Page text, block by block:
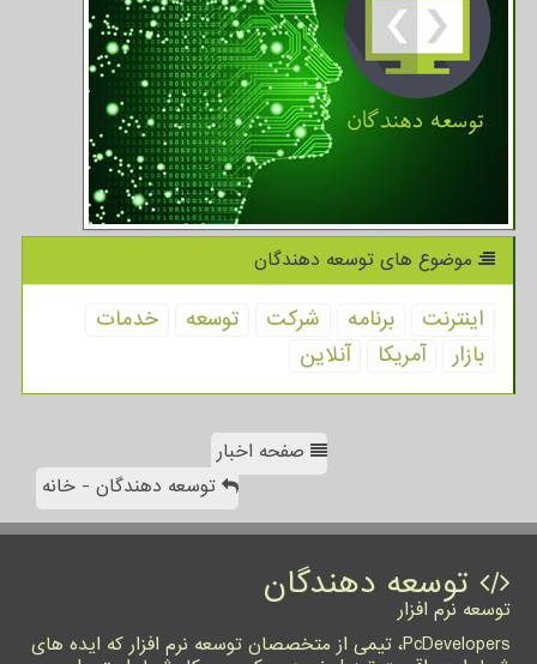
موضوع های توسعه دهندگان
اینترنت برنامه شركت توسعه
خدمات
بازار
آمریكا آنلاین
صفحه اخبار
توسعه دهندگان - خانه
توسعه دهندگان
توسعه نرم افزار
PcDevelopers، تیمی از متخصصان توسعه نرم افزار که ایده های